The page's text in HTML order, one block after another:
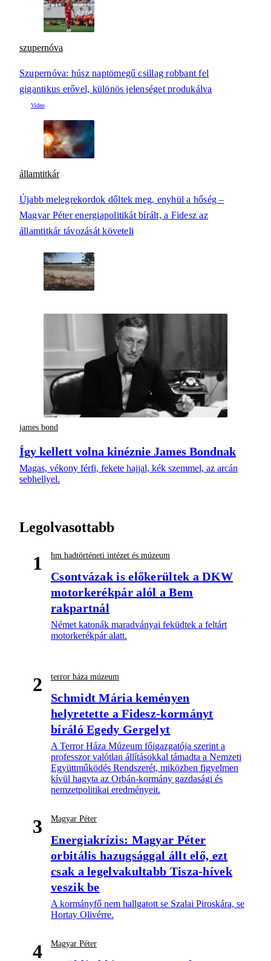
szupernóva
Szupernóva: húsz naptömegű csillag robbant fel
gigantikus erővel, különös jelenséget produkálva
államtitkár
Újabb melegrekordok dőltek meg, enyhül a hőség –
Magyar Péter energiapolitikát bírált, a Fidesz az
államtitkár távozását követeli
james bond
Így kellett volna kinéznie James Bondnak
Magas, vékony férfi, fekete hajjal, kék szemmel, az arcán
sebhellyel.
Legolvasottabb
1 hm hadtörténeti intézet és múzeum
Csontvázak is előkerültek a DKW
motorkerékpár alól a Bem
rakpartnál
Német katonák maradványai feküdtek a feltárt
motorkerékpár alatt.
2 terror háza múzeum
Schmidt Mária keményen
helyretette a Fidesz-kormányt
bíráló Egedy Gergelyt
A Terror Háza Múzeum főigazgatója szerint a
professzor valótlan állításokkal támadta a Nemzeti
Együttműködés Rendszerét, miközben figyelmen
kívül hagyta az Orbán-kormány gazdasági és
nemzetpolitikai eredményeit.
3 Magyar Péter
Energiakrízis: Magyar Péter
orbitális hazugsággal állt elő, ezt
csak a legelvakultabb Tisza-hívek
veszik be
A kormányfő nem hallgatott se Szalai Piroskára, se
Hortay Olivérre.
4 Magyar Péter